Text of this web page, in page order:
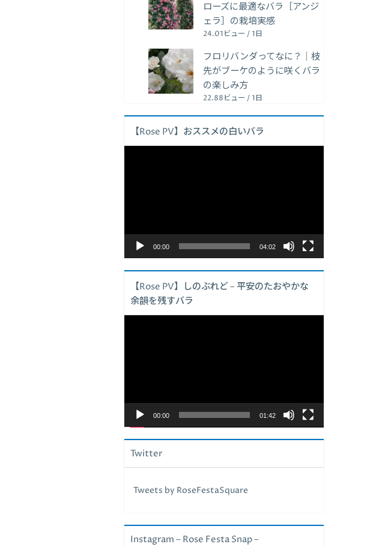
ローズに最適なバラ［アンジ
ェラ］の栽培実感
24.01ビュー / 1日
フロリバンダってなに？｜枝
先がブーケのように咲くバラ
の楽しみ方
22.88ビュー / 1日
【Rose PV】おススメの白いバラ
00:00 04:02
【Rose PV】しのぶれど – 平安のたおやかな
余韻を残すバラ
00:00 01:42
Twitter
Tweets by RoseFestaSquare
Instagram – Rose Festa Snap –